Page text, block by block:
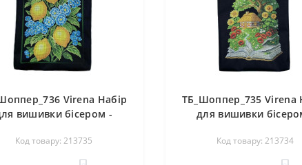
Virena Набір
вишивки бісером -
квітами 39х32,5
см (сумочна тканина)
Код товару: 213735
ТБ_Шоппер_735 Virena
для вишивки
будиночок 39х32,5
(сумочна тканина)
Код товару: 213734